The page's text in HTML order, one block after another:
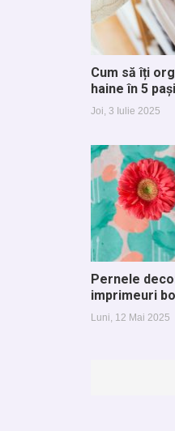
Cum să îți
haine în 5
Joi, 3 Iulie 2025
Pernele
imprimeuri
Luni, 12 Mai 2025